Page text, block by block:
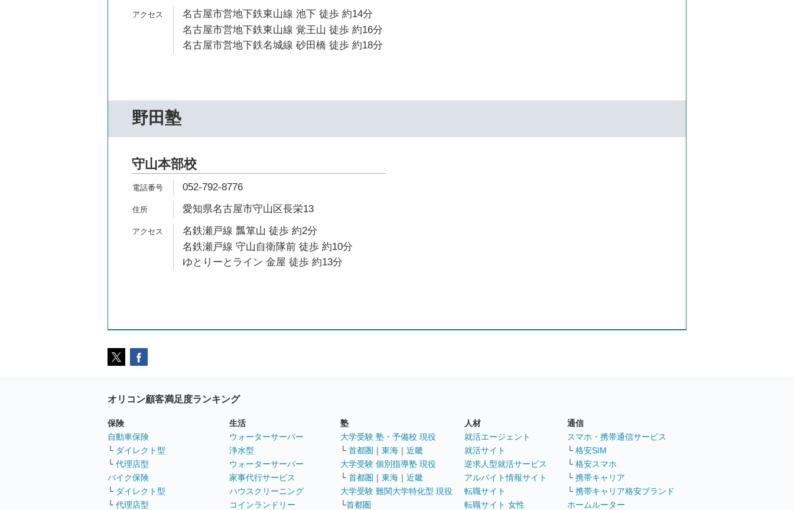
名古屋市営地下鉄東山線 池下 徒歩 約14分
名古屋市営地下鉄東山線 覚王山 徒歩 約16分
名古屋市営地下鉄名城線 砂田橋 徒歩 約18分
野田塾
守山本部校
052-792-8776
愛知県名古屋市守山区長栄13
名鉄瀬戸線 瓢箪山 徒歩 約2分
名鉄瀬戸線 守山自衛隊前 徒歩 約10分
ゆとりーとライン 金屋 徒歩 約13分
オリコン顧客満足度ランキング
保険
自動車保険
└ ダイレクト型
└ 代理店型
バイク保険
└ ダイレクト型
└ 代理店型
生活
ウォーターサーバー
浄水型
ウォーターサーバー
家事代行サービス
ハウスクリーニング
コインランドリー
塾
大学受験 塾・予備校 現役
└ 首都圏 ｜ 東海 ｜ 近畿
大学受験 個別指導塾 現役
└ 首都圏 ｜ 東海 ｜ 近畿
大学受験 難関大学特化型 現役
└首都圏
人材
就活エージェント
就活サイト
逆求人型就活サービス
アルバイト情報サイト
転職サイト
転職サイト 女性
通信
スマホ・携帯通信サービス
└ 格安SIM
└ 格安スマホ
└ 携帯キャリア
└ 携帯キャリア格安ブランド
ホームルーター